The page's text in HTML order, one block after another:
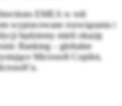
EMEA w roli
wypracowane rozwiązania i
będziemy mieli okazję
Banking – globalne
Microsoft Copilot,